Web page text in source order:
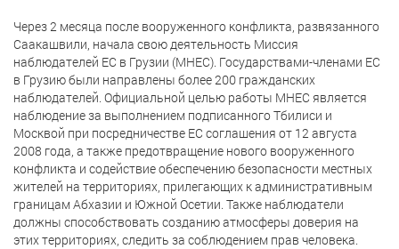
Через 2 месяца после вооруженного конфликта, развязанного
Саакашвили, начала свою деятельность Миссия
наблюдателей ЕС в Грузии (МНЕС). Государствами-членами ЕС
в Грузию были направлены более 200 гражданских
наблюдателей. Официальной целью работы МНЕС является
наблюдение за выполнением подписанного Тбилиси и
Москвой при посредничестве ЕС соглашения от 12 августа
2008 года, а также предотвращение нового вооруженного
конфликта и содействие обеспечению безопасности местных
жителей на территориях, прилегающих к административным
границам Абхазии и Южной Осетии. Также наблюдатели
должны способствовать созданию атмосферы доверия на
этих территориях, следить за соблюдением прав человека.